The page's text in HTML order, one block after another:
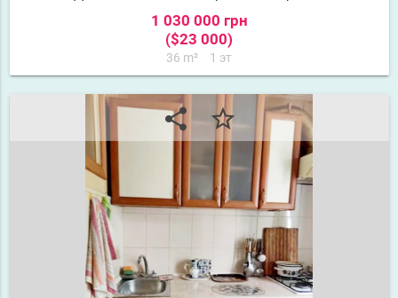
1 030 000 грн
($23 000)
36 m² 1 эт
share star_border